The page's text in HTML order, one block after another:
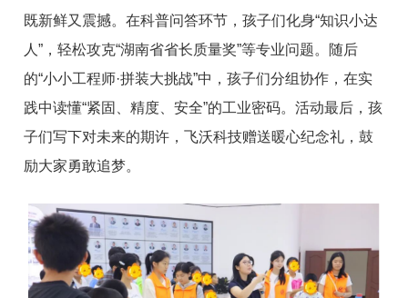
既新鲜又震撼。在科普问答环节，孩子们化身“知识小达
人”，轻松攻克“湖南省省长质量奖”等专业问题。随后
的“小小工程师·拼装大挑战”中，孩子们分组协作，在实
践中读懂“紧固、精度、安全”的工业密码。活动最后，孩
子们写下对未来的期许，飞沃科技赠送暖心纪念礼，鼓
励大家勇敢追梦。